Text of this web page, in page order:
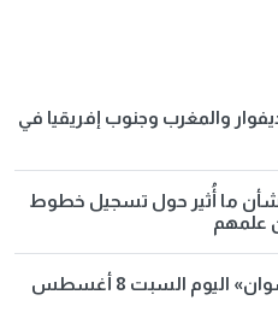
والمغرب وجنوب إفريقيا في
ما أُثير حول تسجيل خطوط
علمهم
مواعيد قطارات «القاهرة - أسوان» اليوم السبت 8 أغسطس